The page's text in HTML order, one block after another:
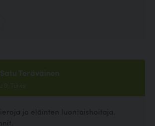
Teräväinen
9, Turku
ja eläinten luontaishoitaja.